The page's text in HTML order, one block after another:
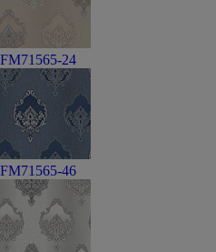
FM71565-24
FM71565-46